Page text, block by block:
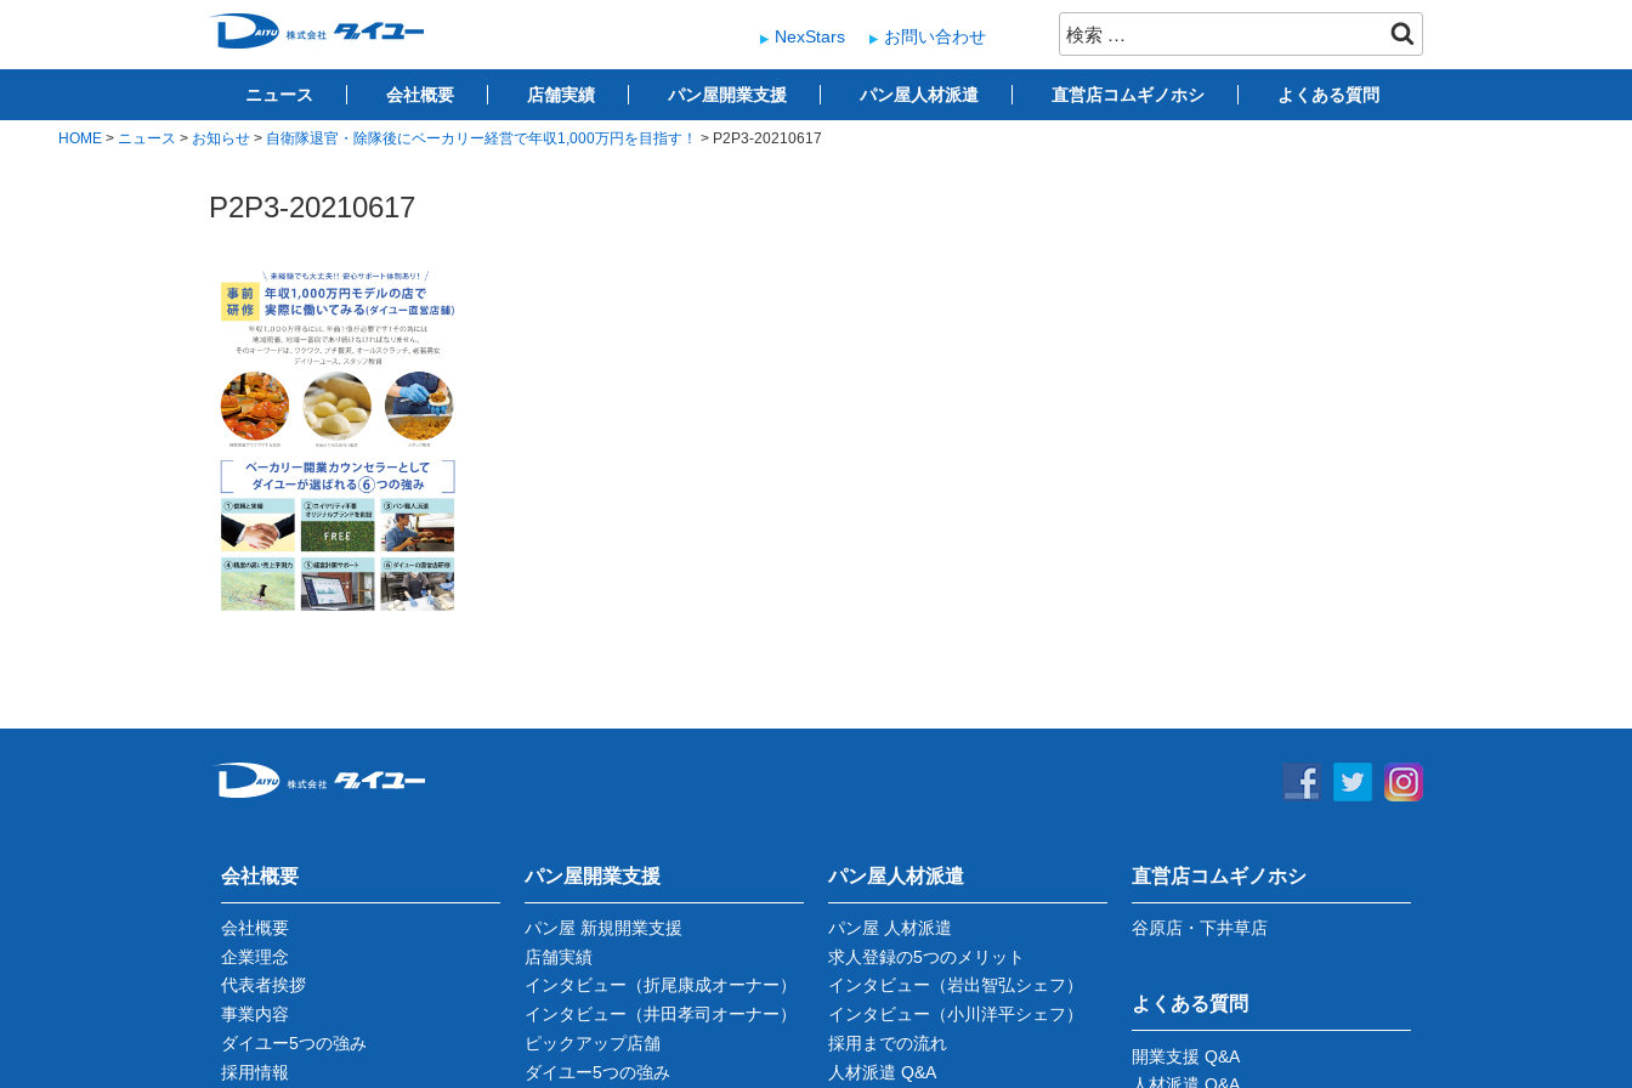
テ
株式会社ダイユー
1200件以上の開業サポート実績！！ ベーカリー開業支援
検
索:
NexStars お問い合わせ
ニュース 会社概要 店舗実績 パン屋開業支援 パン屋人材派遣 直営店コムギノホシ よくある質問
HOME > ニュース > お知らせ > 自衛隊退官・除隊後にベーカリー経営で年収1,000万円を目指す！ > P2P3-20210617
P2P3-20210617
会社概要
会社概要
企業理念
代表者挨拶
事業内容
ダイユー5つの強み
採用情報
パン屋開業支援
パン屋 新規開業支援
店舗実績
インタビュー （折尾康成オーナー）
インタビュー （井田孝司オーナー）
ピックアップ店舗
ダイユー5つの強み
パン屋人材派遣
パン屋 人材派遣
求人登録の5つのメリット
インタビュー （岩出智弘シェフ）
インタビュー （小川洋平シェフ）
採用までの流れ
人材派遣 Q&A
直営店コムギノホシ
谷原店・下井草店
よくある質問
開業支援 Q&A